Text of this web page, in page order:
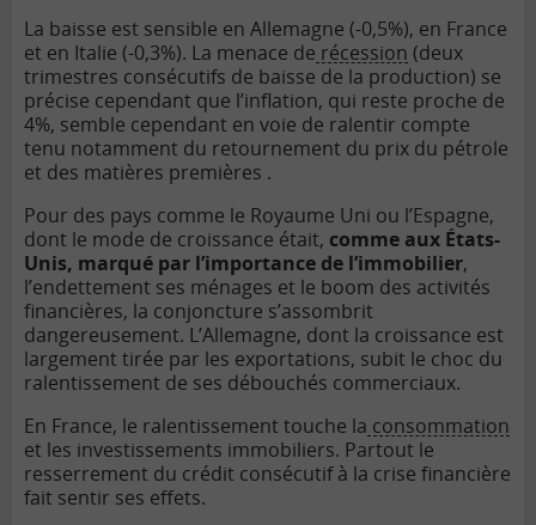
La baisse est sensible en Allemagne (-0,5%), en France
et en Italie (-0,3%). La menace de récession (deux
trimestres consécutifs de baisse de la production) se
précise cependant que l’inflation, qui reste proche de
4%, semble cependant en voie de ralentir compte
tenu notamment du retournement du prix du pétrole
et des matières premières .
Pour des pays comme le Royaume Uni ou l’Espagne,
dont le mode de croissance était, comme aux États-
Unis, marqué par l’importance de l’immobilier,
l’endettement ses ménages et le boom des activités
financières, la conjoncture s’assombrit
dangereusement. L’Allemagne, dont la croissance est
largement tirée par les exportations, subit le choc du
ralentissement de ses débouchés commerciaux.
En France, le ralentissement touche la consommation
et les investissements immobiliers. Partout le
resserrement du crédit consécutif à la crise financière
fait sentir ses effets.